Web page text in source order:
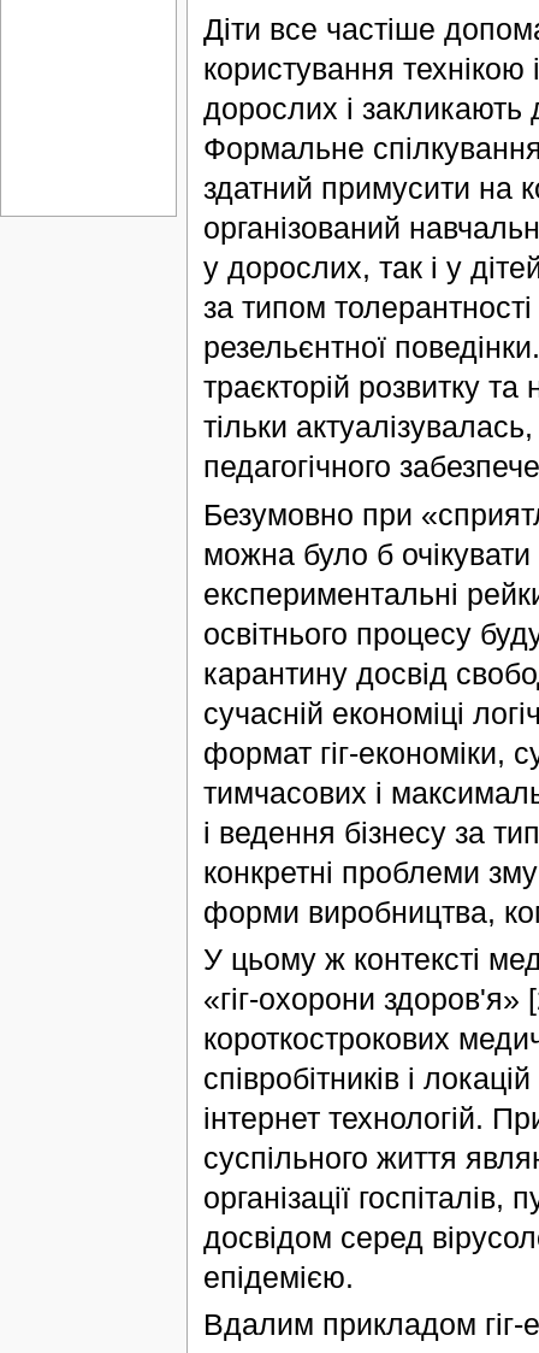
Діти все частіше
користування технікою
дорослих і закликають
Формальне
здатний примусити на
організований
у дорослих, так і у
за типом
резельєнтної
траєкторій розвитку та
тільки
педагогічного
Безумовно при
можна було б очікувати
експериментальні
освітнього процесу
карантину досвід
сучасній економіці
формат гіг-економіки,
тимчасових і
і ведення бізнесу за
конкретні проблеми
форми виробництва,
У цьому ж контексті
«гіг-охорони здоров'я»
короткострокових
співробітників і
інтернет технологій.
суспільного життя
організації госпіталів,
досвідом серед
епідемією.
Вдалим прикладом гіг-